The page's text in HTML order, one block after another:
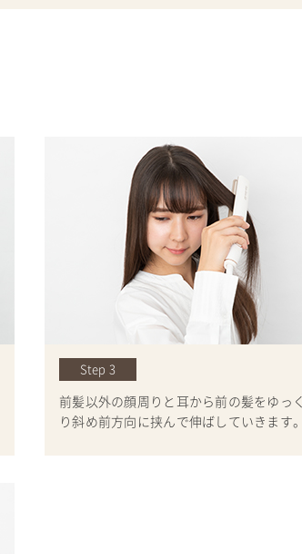
Step 3
前髪以外の顔周りと耳から前の髪をゆっく
り斜め前方向に挟んで伸ばしていきます。